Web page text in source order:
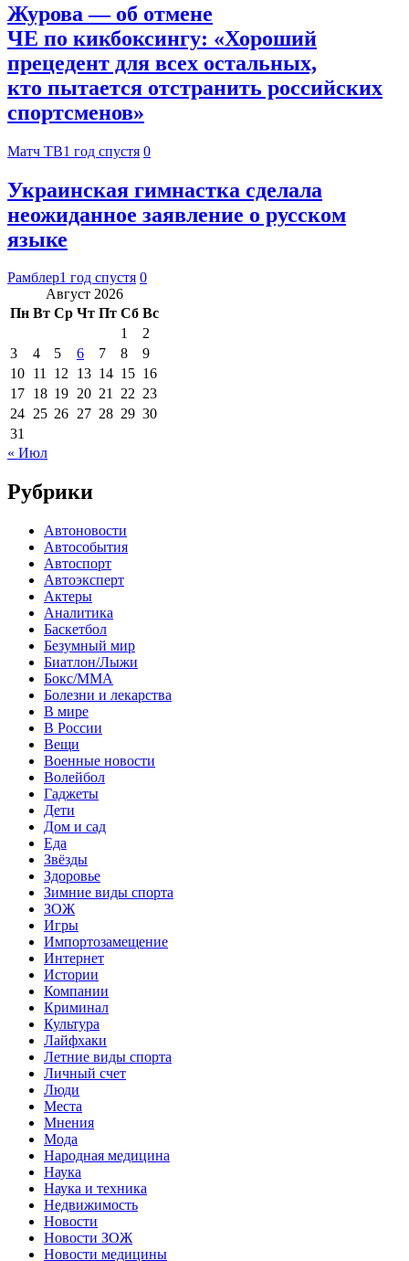
Журова — об отмене
ЧЕ по кикбоксингу: «Хороший
прецедент для всех остальных,
кто пытается отстранить российских
спортсменов»
Матч ТВ1 год спустя 0
Украинская гимнастка сделала
неожиданное заявление о русском
языке
Рамблер1 год спустя 0
Август 2026
Пн Вт Ср Чт Пт Сб Вс
1
2
3
4 5 6 7 8
9
10 11 12 13 14 15 16
17 18 19 20 21 22 23
24 25 26 27 28 29 30
31
« Июл
Рубрики
Автоновости
Автособытия
Автоспорт
Автоэксперт
Актеры
Аналитика
Баскетбол
Безумный мир
Биатлон/Лыжи
Бокс/MMA
Болезни и лекарства
В мире
В России
Вещи
Военные новости
Волейбол
Гаджеты
Дети
Дом и сад
Еда
Звёзды
Здоровье
Зимние виды спорта
ЗОЖ
Игры
Импортозамещение
Интернет
Истории
Компании
Криминал
Культура
Лайфхаки
Летние виды спорта
Личный счет
Люди
Места
Мнения
Мода
Народная медицина
Наука
Наука и техника
Недвижимость
Новости
Новости ЗОЖ
Новости медицины